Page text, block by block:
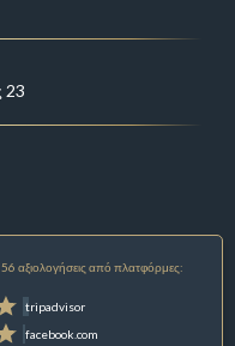
23
αξιολογήσεις από πλατφόρμες:
tripadvisor
facebook.com